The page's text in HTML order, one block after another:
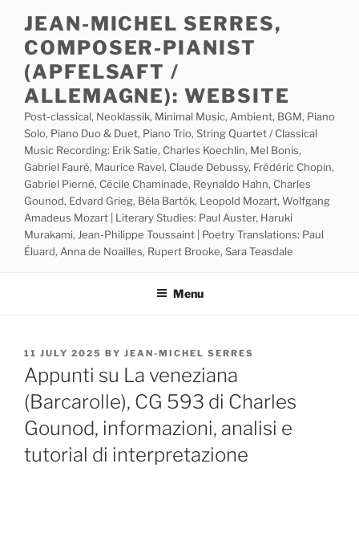
content
JEAN-MICHEL SERRES,
COMPOSER-PIANIST
(APFELSAFT /
ALLEMAGNE): WEBSITE
Post-classical, Neoklassik, Minimal Music, Ambient, BGM, Piano
Solo, Piano Duo & Duet, Piano Trio, String Quartet / Classical
Music Recording: Erik Satie, Charles Koechlin, Mel Bonis,
Gabriel Fauré, Maurice Ravel, Claude Debussy, Frédéric Chopin,
Gabriel Pierné, Cécile Chaminade, Reynaldo Hahn, Charles
Gounod, Edvard Grieg, Béla Bartók, Leopold Mozart, Wolfgang
Amadeus Mozart | Literary Studies: Paul Auster, Haruki
Murakami, Jean-Philippe Toussaint | Poetry Translations: Paul
Éluard, Anna de Noailles, Rupert Brooke, Sara Teasdale
Menu
POSTED
ON
11 JULY 2025 BY JEAN-MICHEL SERRES
Appunti su La veneziana
(Barcarolle), CG 593 di Charles
Gounod, informazioni, analisi e
tutorial di interpretazione